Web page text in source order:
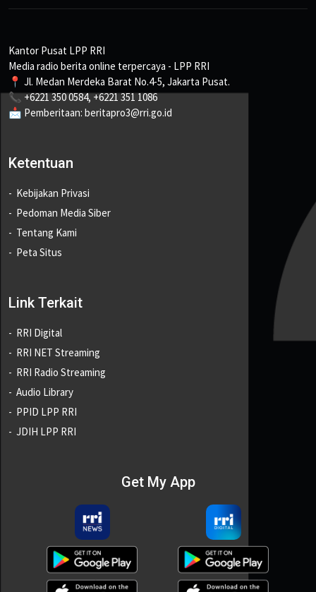
Kantor Pusat LPP RRI
Media radio berita online terpercaya - LPP RRI
📍 Jl. Medan Merdeka Barat No.4-5, Jakarta Pusat.
📞 +6221 350 0584, +6221 351 1086
📩 Pemberitaan: beritapro3@rri.go.id
Ketentuan
Kebijakan Privasi
Pedoman Media Siber
Tentang Kami
Peta Situs
Link Terkait
RRI Digital
RRI NET Streaming
RRI Radio Streaming
Audio Library
PPID LPP RRI
JDIH LPP RRI
Get My App